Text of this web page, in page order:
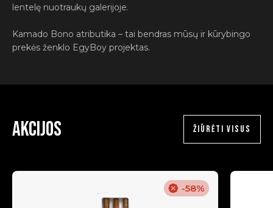
lentelę nuotraukų galerijoje.
Kamado Bono atributika – tai bendras mūsų ir kūrybingo
prekės ženklo EgyBoy projektas.
Akcijos ŽIŪRĖTI VISUS
-58%